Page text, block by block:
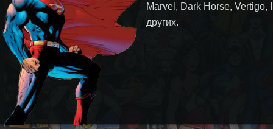
Marvel, Dark Horse, Vertigo,
других.